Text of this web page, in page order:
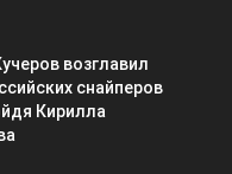
возглавил
снайперов
Кирилла